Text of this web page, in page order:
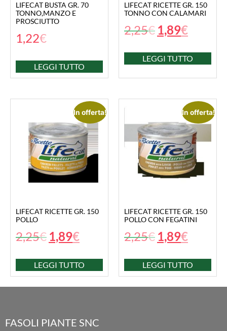
LIFECAT BUSTA GR. 70
TONNO,MANZO E
PROSCIUTTO
1,22€
LEGGI TUTTO
LIFECAT RICETTE GR. 150
TONNO CON CALAMARI
2,25€ 1,89€
LEGGI TUTTO
In offerta!
LIFECAT RICETTE GR. 150
POLLO
2,25€ 1,89€
LEGGI TUTTO
In offerta!
LIFECAT RICETTE GR. 150
POLLO CON FEGATINI
2,25€ 1,89€
LEGGI TUTTO
FASOLI PIANTE SNC